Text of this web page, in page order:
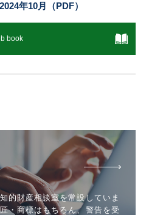
年10月（PDF）
book
的財産相談室を常設していま
・商標はもちろん、警告を受